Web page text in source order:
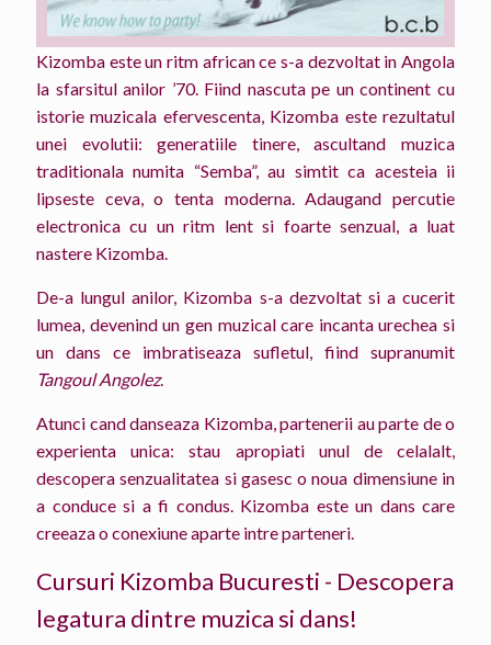
Kizomba este un ritm african ce s-a dezvoltat in Angola
la sfarsitul anilor ’70. Fiind nascuta pe un continent cu
istorie muzicala efervescenta, Kizomba este rezultatul
unei evolutii: generatiile tinere, ascultand muzica
traditionala numita “Semba”, au simtit ca acesteia ii
lipseste ceva, o tenta moderna. Adaugand percutie
electronica cu un ritm lent si foarte senzual, a luat
nastere Kizomba.
De-a lungul anilor, Kizomba s-a dezvoltat si a cucerit
lumea, devenind un gen muzical care incanta urechea si
un dans ce imbratiseaza sufletul, fiind supranumit
Tangoul Angolez.
Atunci cand danseaza Kizomba, partenerii au parte de o
experienta unica: stau apropiati unul de celalalt,
descopera senzualitatea si gasesc o noua dimensiune in
a conduce si a fi condus. Kizomba este un dans care
creeaza o conexiune aparte intre parteneri.
Cursuri Kizomba Bucuresti - Descopera
legatura dintre muzica si dans!